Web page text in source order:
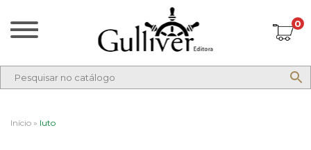
0
Início » luto